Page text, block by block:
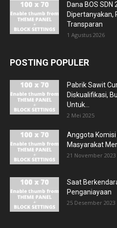
Dana BOS
Dipertanyakan,
Transparan
1 Agustus 2026
POSTING POPULER
Pabrik Sawit
Diskualifikasi,
Untuk...
2 Mei 2025
Anggota Komisi
Masyarakat
21 November 2023
Saat
Penganiayaan
25 Desember 2023